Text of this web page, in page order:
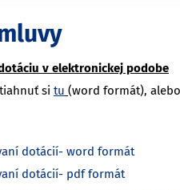
v elektronickej podobe
si tu (word formát), alebo
dotácií- word formát
dotácií- pdf formát